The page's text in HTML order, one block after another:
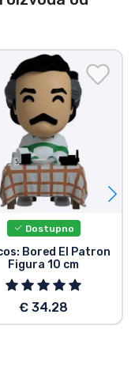
Dostupno
Bored El Patron
Figura 10 cm
€ 34.28